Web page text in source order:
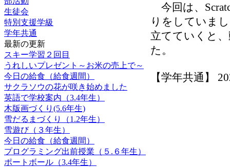
生徒会
特別支援学級
学年共通
最新の更新
スキー学習２回目
うれしいプレゼント～お米の売上で～
今日の給食（給食週間）
サクラソウの花が咲き始めました
英語で学校案内（3.4年生）
木版画づくり(5.6年生)
雪だるまづくり（1.2年生）
雪遊び（３年生）
今日の給食（給食週間）
プログラミング出前授業（５.６年生）
ポートボール（3.4年生）
今回は、
りをしていま
立てていくと
た。
【学年共通】